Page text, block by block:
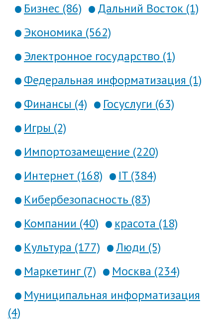
Бизнес (86)
Дальний Восток (1)
Экономика (562)
Электронное государство (1)
Федеральная информатизация (1)
Финансы (4)
Госуслуги (63)
Игры (2)
Импортозамещение (220)
Интернет (168)
IT (384)
Кибербезопасность (83)
Компании (40)
красота (18)
Культура (177)
Люди (5)
Маркетинг (7)
Москва (234)
Муниципальная информатизация
(4)